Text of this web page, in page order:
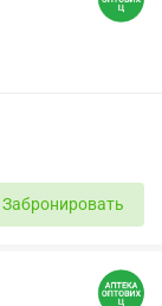
Забронировать